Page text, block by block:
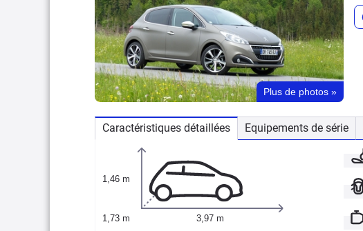
Plus de photos »
Caractéristiques détaillées Equipements de série
1,46 m
1,73 m 3,97 m